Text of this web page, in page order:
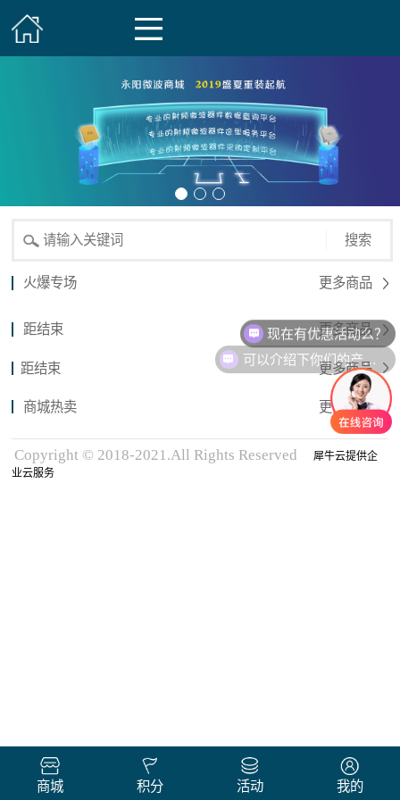
搜索
火爆专场 更多商品
距结束 更多商品
距结束 更多商品
商城热卖 更多商品
Copyright © 2018-2021.All Rights Reserved
犀牛云提供企
业云服务
商城 积分 活动 我的
现在有优惠活动么？